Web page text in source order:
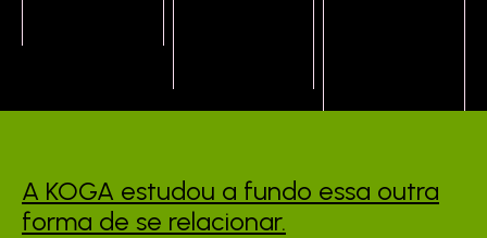
A KOGA estudou a fundo essa outra
forma de se relacionar.